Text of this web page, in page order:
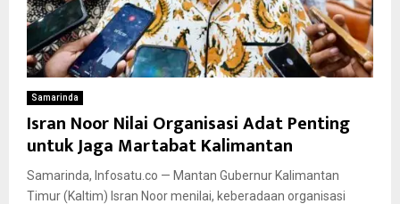
Samarinda
Isran Noor Nilai Organisasi Adat Penting
untuk Jaga Martabat Kalimantan
Samarinda, Infosatu.co — Mantan Gubernur Kalimantan
Timur (Kaltim) Isran Noor menilai, keberadaan organisasi